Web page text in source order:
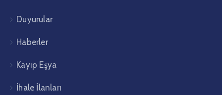
Duyurular
Haberler
Kayıp Eşya
İhale İlanları